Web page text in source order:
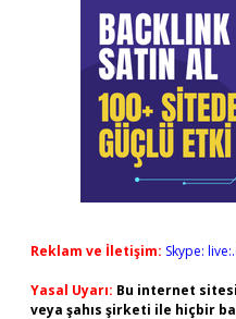
Reklam ve İletişim: Skype:
Yasal Uyarı: Bu internet
veya şahıs şirketi ile hiçbir